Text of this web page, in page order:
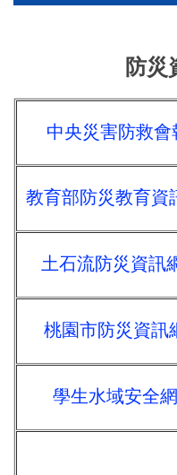
防災
中央災害防救會
教育部防災教育資
土石流防災資訊
桃園市防災資訊
學生水域安全網